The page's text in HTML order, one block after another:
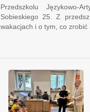
Przedszkolu Językowo-
Sobieskiego 25. Z
wakacjach i o tym, co